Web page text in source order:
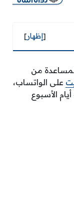
[إظهار]
من
على الواتساب،
الأسبوع